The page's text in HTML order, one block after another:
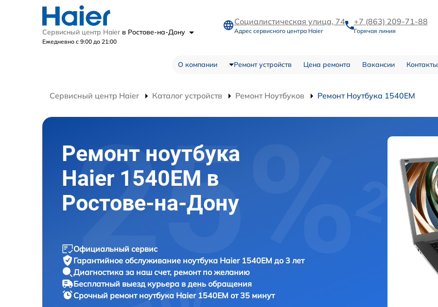
Сервисный центр Haier в Ростове-на-Дону
Ежедневно с 9:00 до 21:00
Социалистическая улица, 74
Адрес сервисного центра Haier
+7 (863) 209-71-88
Горячая линия
О компании Ремонт устройств Цена ремонта Вакансии Контакты
Сервисный центр Haier Каталог устройств Ремонт Ноутбуков Ремонт Ноутбука 1540EM
Ремонт ноутбука
Haier 1540EM в
Ростове-на-Дону
Официальный сервис
Гарантийное обслуживание ноутбука Haier 1540EM до 3 лет
Диагностика за наш счет, ремонт по желанию
Бесплатный выезд курьера в день обращения
Срочный ремонт ноутбука Haier 1540EM от 35 минут